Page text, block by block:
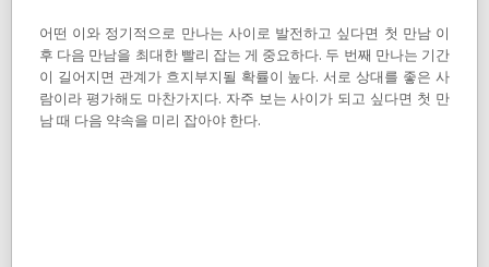
어떤 이와 정기적으로 만나는 사이로 발전하고 싶다면 첫 만남 이
후 다음 만남을 최대한 빨리 잡는 게 중요하다. 두 번째 만나는 기간
이 길어지면 관계가 흐지부지될 확률이 높다. 서로 상대를 좋은 사
람이라 평가해도 마찬가지다. 자주 보는 사이가 되고 싶다면 첫 만
남 때 다음 약속을 미리 잡아야 한다.